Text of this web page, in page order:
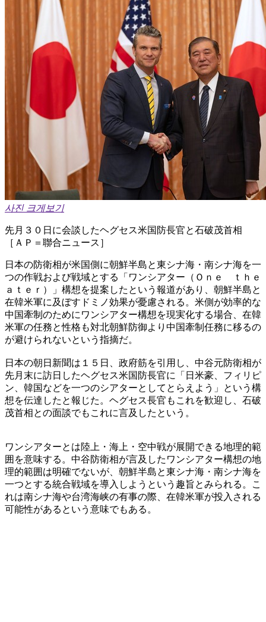
사진 크게보기
先月３０日に会談したヘグセス米国防長官と石破茂首相
［ＡＰ＝聯合ニュース］
日本の防衛相が米国側に朝鮮半島と東シナ海・南シナ海を一
つの作戦および戦域とする「ワンシアター（Ｏｎｅ ｔｈｅ
ａｔｅｒ）」構想を提案したという報道があり、朝鮮半島と
在韓米軍に及ぼすドミノ効果が憂慮される。米側が効率的な
中国牽制のためにワンシアター構想を現実化する場合、在韓
米軍の任務と性格も対北朝鮮防御より中国牽制任務に移るの
が避けられないという指摘だ。
日本の朝日新聞は１５日、政府筋を引用し、中谷元防衛相が
先月末に訪日したヘグセス米国防長官に「日米豪、フィリピ
ン、韓国などを一つのシアターとしてとらえよう」という構
想を伝達したと報じた。ヘグセス長官もこれを歓迎し、石破
茂首相との面談でもこれに言及したという。
ワンシアターとは陸上・海上・空中戦が展開できる地理的範
囲を意味する。中谷防衛相が言及したワンシアター構想の地
理的範囲は明確でないが、朝鮮半島と東シナ海・南シナ海を
一つとする統合戦域を導入しようという趣旨とみられる。こ
れは南シナ海や台湾海峡の有事の際、在韓米軍が投入される
可能性があるという意味でもある。